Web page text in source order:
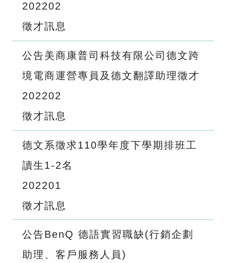
202202
徵才訊息
公告美商康普司科技有限公司德文跨
境電商運營專員及德文翻譯助理徵才
202202
徵才訊息
德文系徵求110學年度下學期排班工
讀生1-2名
202201
徵才訊息
公告BenQ 德語實習職缺(行銷企劃
助理、客戶服務人員)